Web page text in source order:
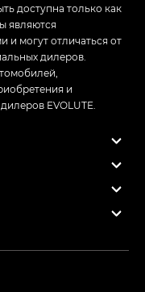
доступна только как
являются
могут отличаться от
дилеров.
и
EVOLUTE.